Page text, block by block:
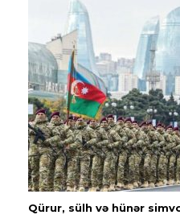
Qürur, sülh və hünər